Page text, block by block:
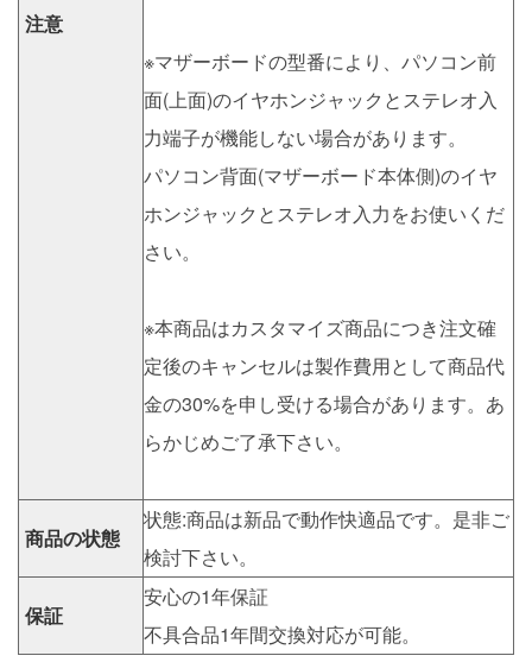
注意
※マザーボードの型番により、パソコン前
面(上面)のイヤホンジャックとステレオ入
力端子が機能しない場合があります。
パソコン背面(マザーボード本体側)のイヤ
ホンジャックとステレオ入力をお使いくだ
さい。
※本商品はカスタマイズ商品につき注文確
定後のキャンセルは製作費用として商品代
金の30%を申し受ける場合があります。あ
らかじめご了承下さい。
商品の状態
状態:商品は新品で動作快適品です。是非ご
検討下さい。
保証
安心の1年保証
不具合品1年間交換対応が可能。